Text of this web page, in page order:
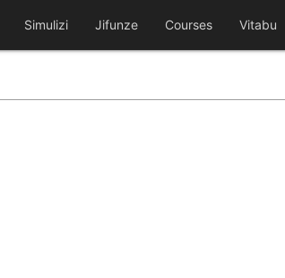
Simulizi Jifunze Courses Vitabu